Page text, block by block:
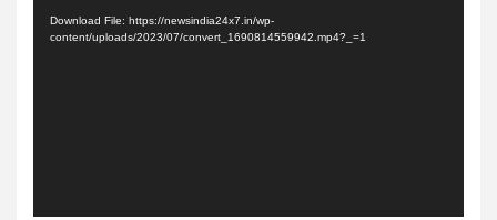
Player
Download File: https://newsindia24x7.in/wp-
content/uploads/2023/07/convert_1690814559942.mp4?_=1